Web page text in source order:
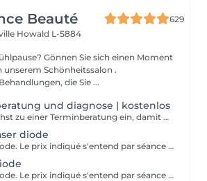
Beauté
629
Howald L-5884
sich einen Moment
unserem Schönheitssalon .
die Sie ...
und diagnose | kostenlos
Wir laden Sie zunächst zu einer Terminberatung ein, damit wir eine detaillierte Diagnose stellen können! Wir finden gemeinsam mit Ihnen die passende Lösung, damit Ihre endgültige Haarentfernung zum Erfolg wird.
diode
Épilation au laser diode. Le prix indiqué s'entend par séance (1x). Rasez bien la zone la quelle vous voulez traiter avant votre rendez-vous! Si vous vous êtes pas raser ou pas bien raser la zone désirer a traiter on devra vous facturer le rasage. 8-10 séances sont nécessaires pour un résultat optimal.
Épilation au laser diode. Le prix indiqué s'entend par séance (1x). Rasez bien la zone la quelle vous voulez traiter avant votre rendez-vous! Si vous vous êtes pas raser ou pas bien raser la zone désirer a traiter on devra vous facturer le rasage. 8-10 séances sont nécessaires pour un résultat optimal.